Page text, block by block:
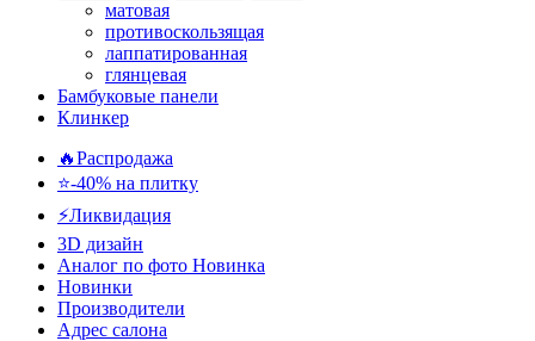
матовая
противоскользящая
лаппатированная
глянцевая
Бамбуковые панели
Клинкер
🔥Распродажа
⭐-40% на плитку
⚡️Ликвидация
3D дизайн
Аналог по фото Новинка
Новинки
Производители
Адрес салона